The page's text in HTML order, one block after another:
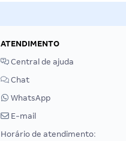
ATENDIMENTO
Central de ajuda
Chat
WhatsApp
E-mail
Horário de atendimento: